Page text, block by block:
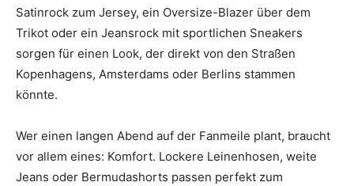
Satinrock zum Jersey, ein Oversize-Blazer über dem
Trikot oder ein Jeansrock mit sportlichen Sneakers
sorgen für einen Look, der direkt von den Straßen
Kopenhagens, Amsterdams oder Berlins stammen
könnte.
Wer einen langen Abend auf der Fanmeile plant, braucht
vor allem eines: Komfort. Lockere Leinenhosen, weite
Jeans oder Bermudashorts passen perfekt zum